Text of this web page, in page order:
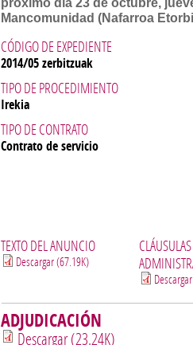
próximo día 23 de octubre,
Mancomunidad (Nafarroa
CÓDIGO DE EXPEDIENTE
2014/05 zerbitzuak
TIPO DE PROCEDIMIENTO
Irekia
TIPO DE CONTRATO
Contrato de servicio
TEXTO DEL ANUNCIO
Descargar (67.19K)
CLÁUSULAS
ADJUDICACIÓN
Descargar (23.24K)